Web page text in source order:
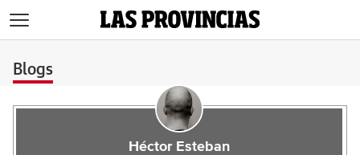
Blogs
Héctor Esteban